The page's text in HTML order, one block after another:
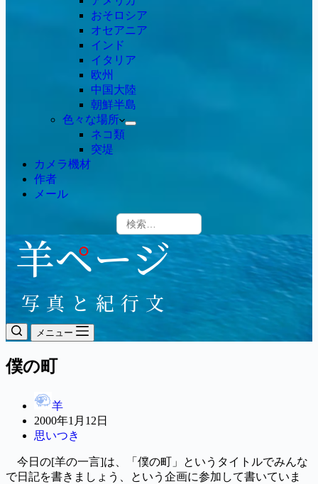
おそロシア
オセアニア
インド
イタリア
欧州
中国大陸
朝鮮半島
色々な場所
ネコ類
突堤
カメラ機材
作者
メール
メニュー
僕の町
羊
2000年1月12日
思いつき
今日の[羊の一言]は、「僕の町」というタイトルでみんな
で日記を書きましょう、という企画に参加して書いていま